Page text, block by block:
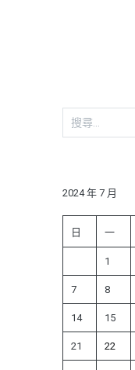
搜
尋
字:
2024 年 7 月
日 一
1
7 8
14 15
21 22